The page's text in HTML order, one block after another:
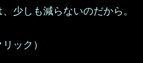
少しも減らないのだから。
ック）